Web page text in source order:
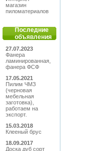
магазин
пиломатериалов
Последние
объявления
27.07.2023
Фанера
ламинированная,
фанера ФСФ
17.05.2021
Пилим ЧМЗ
(черновая
мебельная
заготовка),
работаем на
экспорт.
15.03.2018
Клееный брус
18.09.2017
Доска дуб сорт